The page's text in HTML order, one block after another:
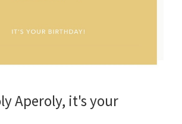
Aperoly, it's your